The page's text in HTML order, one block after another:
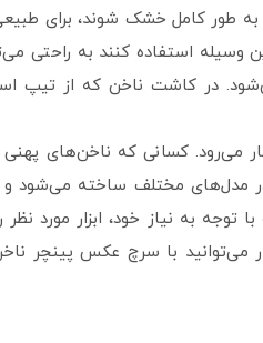
طور کامل خشک شوند، برای
استفاده کنند به راحتی
در کاشت ناخن که از تیپ
می‌رود. کسانی که ناخن‌های
در مدل‌های مختلف ساخته می‌شود و
توجه به نیاز خود، ابزار مورد
می‌توانید با سرچ عکس پینچر